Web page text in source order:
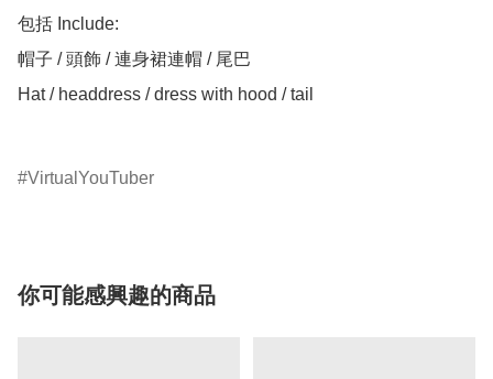
包括 Include:
帽子 / 頭飾 / 連身裙連帽 / 尾巴
Hat / headdress / dress with hood / tail
VirtualYouTuber
你可能感興趣的商品